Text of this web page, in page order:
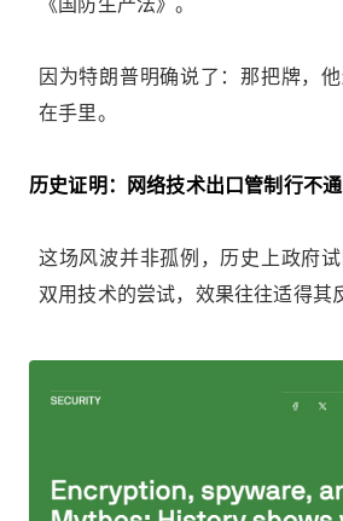
因为特朗普明确说了：那把牌，
在手里。
历史证明：网络技术出口管制行不通
这场风波并非孤例，历史上政府
双用技术的尝试，效果往往适得其